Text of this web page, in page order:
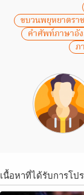
ขบวนพยุหยาตรา
คำศัพท์ภาษาอั
ภ
เนื้อหาที่ได้รับการโป